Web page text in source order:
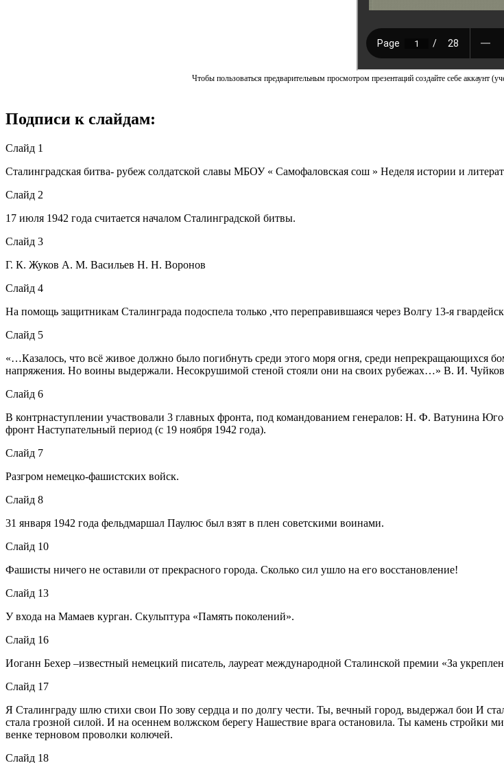
Чтобы пользоваться предварительным просмотром презентаций создайте себе аккаунт
Подписи к слайдам:
Слайд 1
Сталинградская битва- рубеж солдатской славы МБОУ « Самофаловская сош » Неделя истории и
Слайд 2
17 июля 1942 года считается началом Сталинградской битвы.
Слайд 3
Г. К. Жуков А. М. Васильев Н. Н. Воронов
Слайд 4
На помощь защитникам Сталинграда подоспела только ,что переправившаяся через Волгу 13-я
Слайд 5
«…Казалось, что всё живое должно было погибнуть среди этого моря огня, среди непрекращающихся
напряжения. Но воины выдержали. Несокрушимой стеной стояли они на своих рубежах…» В. И. Чуйков
Слайд 6
В контрнаступлении участвовали 3 главных фронта, под командованием генералов: Н. Ф. Ватунина
фронт Наступательный период (с 19 ноября 1942 года).
Слайд 7
Разгром немецко-фашистских войск.
Слайд 8
31 января 1942 года фельдмаршал Паулюс был взят в плен советскими воинами.
Слайд 10
Фашисты ничего не оставили от прекрасного города. Сколько сил ушло на его восстановление!
Слайд 13
У входа на Мамаев курган. Скульптура «Память поколений».
Слайд 16
Иоганн Бехер –известный немецкий писатель, лауреат международной Сталинской премии «За
Слайд 17
Я Сталинграду шлю стихи свои По зову сердца и по долгу чести. Ты, вечный город, выдержал бои И
стала грозной силой. И на осеннем волжском берегу Нашествие врага остановила. Ты камень
венке терновом проволки колючей.
Слайд 18